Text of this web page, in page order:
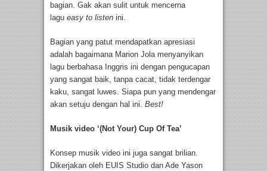
bagian. Gak akan sulit untuk mencerna
lagu easy to listen ini.
Bagian yang patut mendapatkan apresiasi
adalah bagaimana Marion Jola menyanyikan
lagu berbahasa Inggris ini dengan pengucapan
yang sangat baik, tanpa cacat, tidak terdengar
kaku, sangat luwes. Siapa pun yang mendengar
akan setuju dengan hal ini. Best!
Musik video ‘(Not Your) Cup Of Tea’
Konsep musik video ini juga sangat brilian.
Dikerjakan oleh EUIS Studio dan Ade Yason